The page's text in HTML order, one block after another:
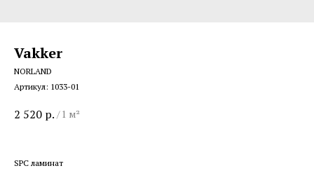
Vakker
NORLAND
Артикул: 1033-01
2 520 р. / 1 м²
SPC ламинат